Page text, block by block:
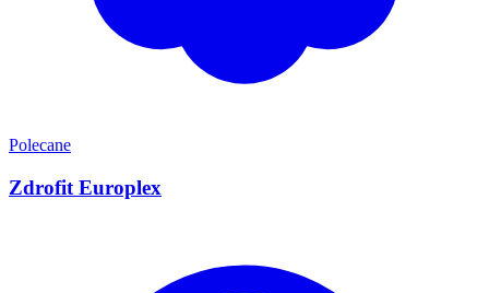
Polecane
Zdrofit Europlex